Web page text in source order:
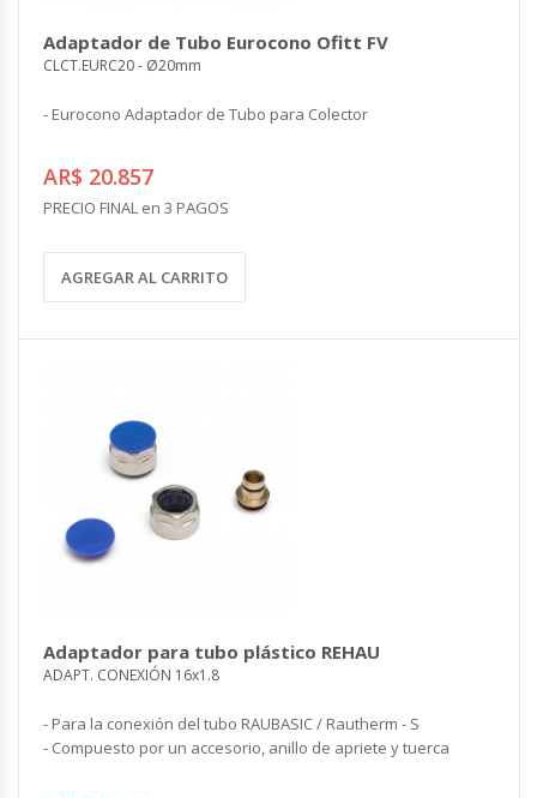
Adaptador de Tubo Eurocono Ofitt FV
CLCT.EURC20 - Ø20mm
- Eurocono Adaptador de Tubo para Colector
AR$ 20.857
PRECIO FINAL en 3 PAGOS
AGREGAR AL CARRITO
Adaptador para tubo plástico REHAU
ADAPT. CONEXIÓN 16x1.8
- Para la conexión del tubo RAUBASIC / Rautherm - S
- Compuesto por un accesorio, anillo de apriete y tuerca